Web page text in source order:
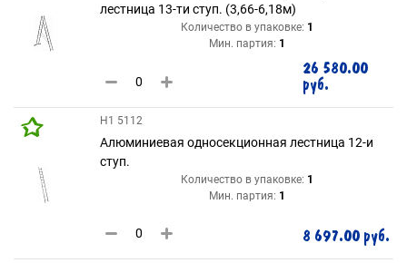
лестница 13-ти ступ. (3,66-6,18м)
Количество в упаковке: 1
Мин. партия: 1
26 580.00
руб.
H1 5112
Алюминиевая односекционная лестница 12-и
ступ.
Количество в упаковке: 1
Мин. партия: 1
8 697.00 руб.